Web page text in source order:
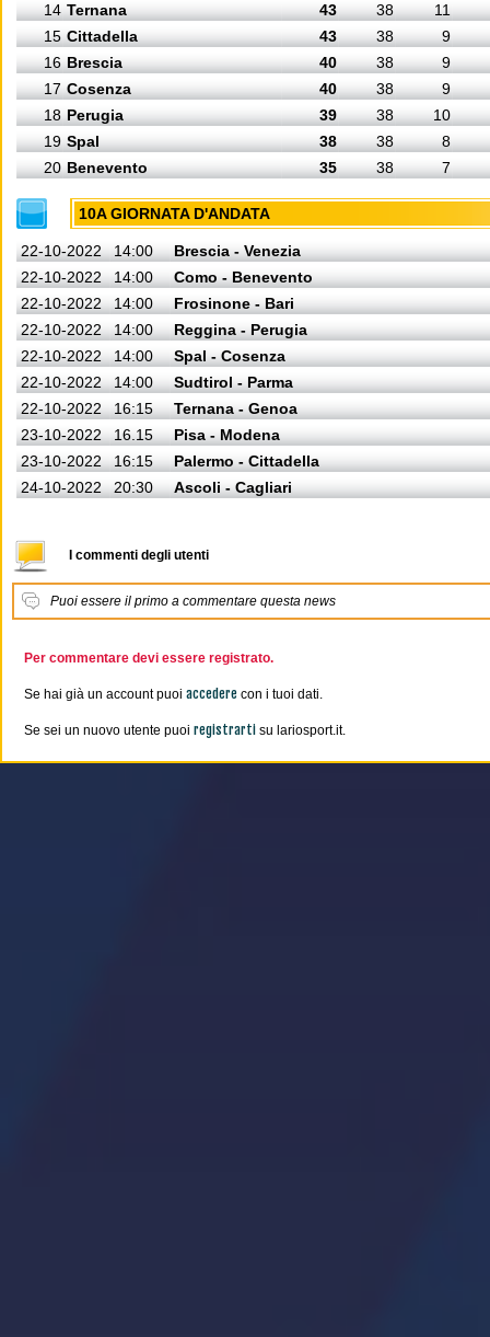
14 Ternana 43 38
11
15 Cittadella 43 38
9
16 Brescia 40 38
9
17 Cosenza 40 38
9
18 Perugia 39 38
10
19 Spal 38 38
8
20 Benevento 35 38 7
10A GIORNATA D'ANDATA
22-10-2022 14:00
Brescia - Venezia
22-10-2022
14:00
Como - Benevento
22-10-2022
14:00
Frosinone - Bari
22-10-2022
14:00
Reggina - Perugia
22-10-2022
14:00
Spal - Cosenza
22-10-2022
14:00
Sudtirol - Parma
22-10-2022
16:15
Ternana - Genoa
23-10-2022
16.15
Pisa - Modena
23-10-2022
16:15
Palermo - Cittadella
24-10-2022
20:30 Ascoli - Cagliari
I commenti degli utenti
Puoi essere il primo a commentare questa news
Per commentare devi essere registrato.
Se hai già un account puoi accedere con i tuoi dati.
Se sei un nuovo utente puoi registrarti su lariosport.it.